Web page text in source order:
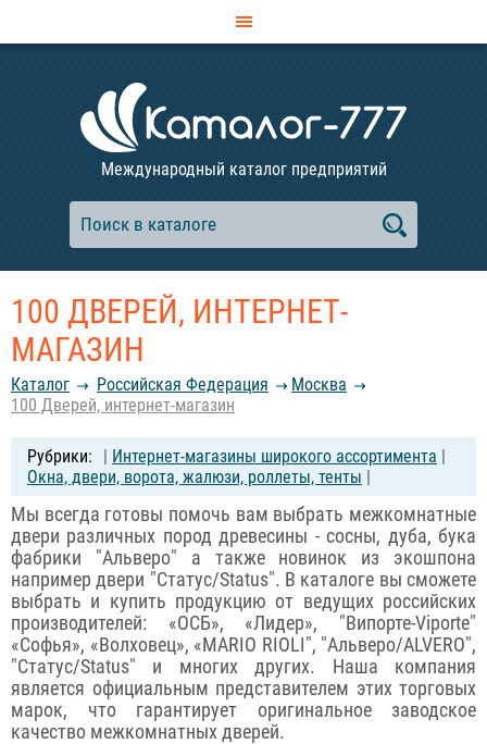
Международный каталог предприятий
100 ДВЕРЕЙ, ИНТЕРНЕТ-
МАГАЗИН
Каталог Российcкая Федерация
Москва
100 Дверей, интернет-магазин
| Интернет-магазины широкого ассортимента |
Окна, двери, ворота, жалюзи, роллеты, тенты |
Мы всегда готовы помочь вам выбрать межкомнатные
двери различных пород древесины - сосны, дуба, бука
фабрики "Альверо" а также новинок из экошпона
например двери "Статус/Status". В каталоге вы сможете
выбрать и купить продукцию от ведущих российских
производителей: «ОСБ», «Лидер», "Випорте-Viporte"
«Софья», «Волховец», «MARIO RIOLI", "Альверо/ALVERO",
"Статус/Status" и многих других. Наша компания
является официальным представителем этих торговых
марок, что гарантирует оригинальное заводское
качество межкомнатных дверей.